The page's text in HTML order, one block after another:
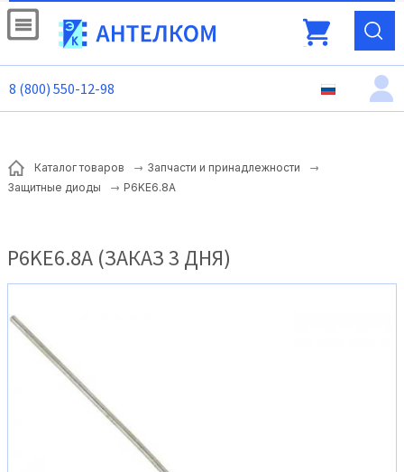
8 (800) 550-12-98
Каталог товаров
Запчасти и принадлежности
Защитные диоды
P6KE6.8A
P6KE6.8A (ЗАКАЗ 3 ДНЯ)